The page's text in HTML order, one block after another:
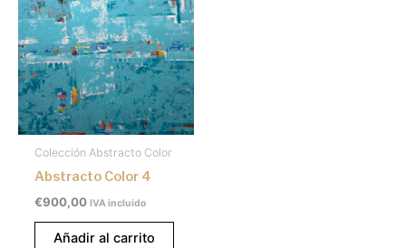
Colección Abstracto Color
Abstracto Color 4
€900,00 IVA incluido
Añadir al carrito